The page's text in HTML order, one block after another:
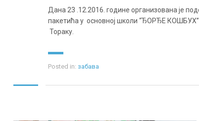
Дана 23 .12.2016. године организована је
пакетића у основној школи “ЂОРЂЕ
Тораку.
Posted in: забава